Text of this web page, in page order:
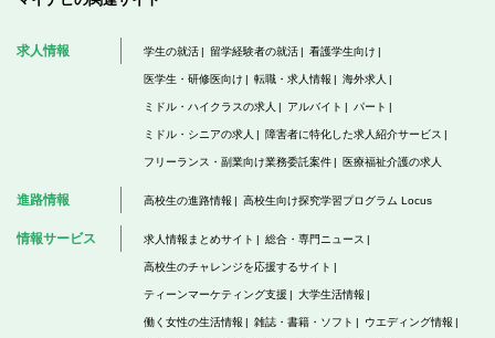
求人情報 学生の就活 留学経験者の就活 看護学生向け
医学生・研修医向け 転職・求人情報 海外求人
ミドル・ハイクラスの求人 アルバイト パート
ミドル・シニアの求人 障害者に特化した求人紹介サービス
フリーランス・副業向け業務委託案件 医療福祉介護の求人
進路情報 高校生の進路情報 高校生向け探究学習プログラム Locus
情報サービス 求人情報まとめサイト 総合・専門ニュース
高校生のチャレンジを応援するサイト
ティーンマーケティング支援 大学生活情報
働く女性の生活情報 雑誌・書籍・ソフト ウエディング情報